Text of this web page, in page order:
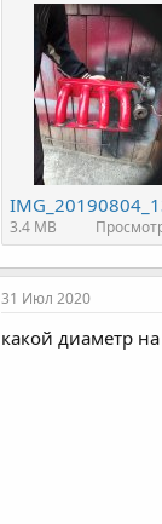
3.4 MB
31 Июл 2020
какой диаметр